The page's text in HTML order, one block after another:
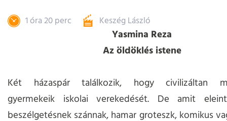
1 óra 20 perc Keszég László
Yasmina Reza
Az öldöklés istene
Két házaspár találkozik, hogy civilizáltan
gyermekeik iskolai verekedését. De amit
beszélgetésnek szánnak, hamar groteszk, komikus